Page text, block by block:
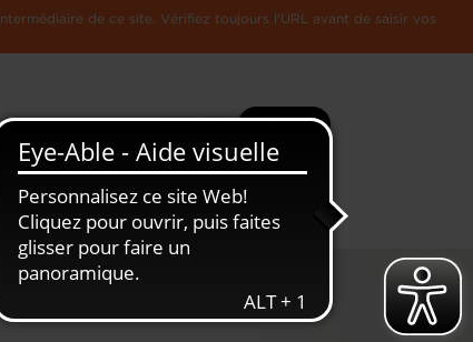
de ce site. Vérifiez toujours l'URL avant de saisir vos
Recherche Plus
L'Economie